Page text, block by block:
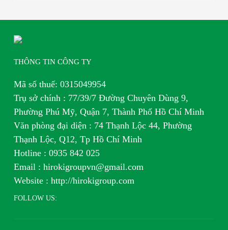
THÔNG TIN CÔNG TY
Mã số thuế: 0315049954
Trụ sở chính : 77/39/7 Đường Chuyên Dùng 9,
Phường Phú Mỹ, Quận 7, Thành Phố Hồ Chí Minh
Văn phòng đại diện : 74 Thạnh Lộc 44, Phường
Thạnh Lộc, Q12, Tp Hồ Chí Minh
Hotline : 0935 842 025
Email : hirokigroupvn@gmail.com
Website : http://hirokigroup.com
FOLLOW US: